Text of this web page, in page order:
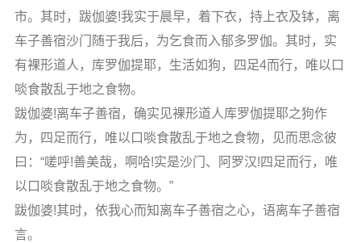
市。其时，跋伽婆!我实于晨早，着下衣，持上衣及钵，离
车子善宿沙门随于我后，为乞食而入郁多罗伽。其时，实
有裸形道人，库罗伽提耶，生活如狗，四足4而行，唯以口
啖食散乱于地之食物。
跋伽婆!离车子善宿，确实见裸形道人库罗伽提耶之狗作
为，四足而行，唯以口啖食散乱于地之食物，见而思念彼
曰：“嗟呼!善美哉，啊哈!实是沙门、阿罗汉!四足而行，唯
以口啖食散乱于地之食物。”
跋伽婆!其时，依我心而知离车子善宿之心，语离车子善宿
言。